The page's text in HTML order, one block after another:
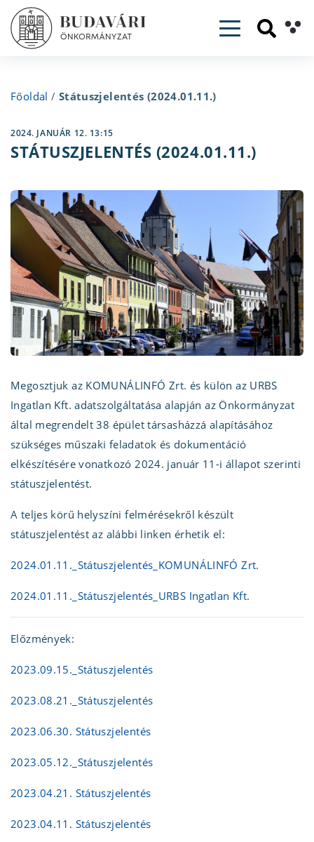
Toggle
Főoldal / Státuszjelentés (2024.01.11.)
2024. JANUÁR 12. 13:15
STÁTUSZJELENTÉS (2024.01.11.)
Megosztjuk az KOMUNÁLINFÓ Zrt. és külön az URBS
Ingatlan Kft. adatszolgáltatása alapján az Önkormányzat
által megrendelt 38 épület társasházzá alapításához
szükséges műszaki feladatok és dokumentáció
elkészítésére vonatkozó 2024. január 11-i állapot szerinti
státuszjelentést.
A teljes körű helyszíni felmérésekről készült
státuszjelentést az alábbi linken érhetik el:
2024.01.11._Státuszjelentés_KOMUNÁLINFÓ Zrt.
2024.01.11._Státuszjelentés_URBS Ingatlan Kft.
Előzmények:
2023.09.15._Státuszjelentés
2023.08.21._Státuszjelentés
2023.06.30. Státuszjelentés
2023.05.12._Státuszjelentés
2023.04.21. Státuszjelentés
2023.04.11. Státuszjelentés